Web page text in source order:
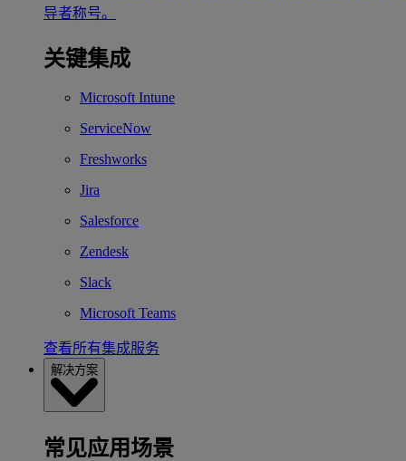
导者称号。
关键集成
Microsoft Intune
ServiceNow
Freshworks
Jira
Salesforce
Zendesk
Slack
Microsoft Teams
查看所有集成服务
解决方案
常见应用场景